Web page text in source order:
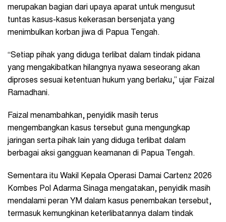
merupakan bagian dari upaya aparat untuk mengusut
tuntas kasus-kasus kekerasan bersenjata yang
menimbulkan korban jiwa di Papua Tengah.
“Setiap pihak yang diduga terlibat dalam tindak pidana
yang mengakibatkan hilangnya nyawa seseorang akan
diproses sesuai ketentuan hukum yang berlaku,” ujar Faizal
Ramadhani.
Faizal menambahkan, penyidik masih terus
mengembangkan kasus tersebut guna mengungkap
jaringan serta pihak lain yang diduga terlibat dalam
berbagai aksi gangguan keamanan di Papua Tengah.
Sementara itu Wakil Kepala Operasi Damai Cartenz 2026
Kombes Pol Adarma Sinaga mengatakan, penyidik masih
mendalami peran YM dalam kasus penembakan tersebut,
termasuk kemungkinan keterlibatannya dalam tindak